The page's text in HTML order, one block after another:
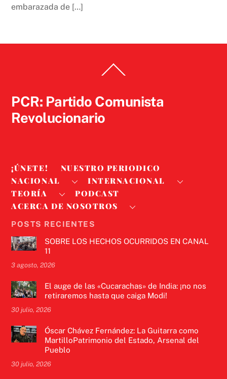
embarazada de […]
To
PCR: Partido Comunista
Revolucionario
¡ÚNETE!
NUESTRO PERIODICO
NACIONAL
INTERNACIONAL
TEORÍA
PODCAST
ACERCA DE NOSOTROS
POSTS RECIENTES
SOBRE LOS HECHOS OCURRIDOS EN CANAL
11
3 agosto, 2026
El auge de las «Cucarachas» de India: ¡no nos
retiraremos hasta que caiga Modi!
30 julio, 2026
Óscar Chávez Fernández: La Guitarra como
MartilloPatrimonio del Estado, Arsenal del
Pueblo
30 julio, 2026